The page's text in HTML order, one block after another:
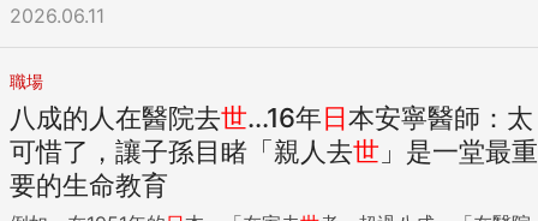
2026.06.11
職場
八成的人在醫院去世...16年日本安寧醫師：太
可惜了，讓子孫目睹「親人去世 」是一堂最重
要的生命教育